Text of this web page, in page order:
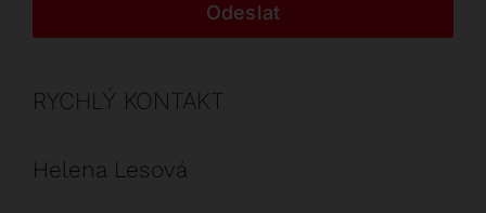
Odeslat
RYCHLÝ KONTAKT
Helena Lesová